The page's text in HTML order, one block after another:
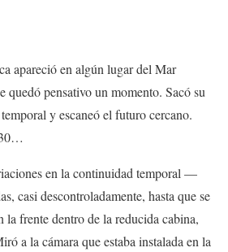
apareció en algún lugar del Mar
pensativo un momento. Sacó su
y escaneó el futuro cercano.
en la continuidad temporal —
casi descontroladamente, hasta que se
la frente dentro de la reducida cabina,
a la cámara que estaba instalada en la